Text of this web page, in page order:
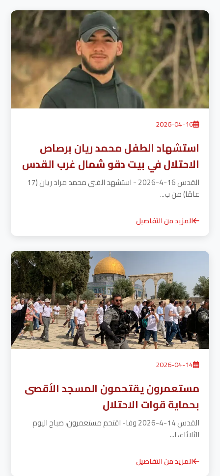
2026-04-16
استشهاد الطفل محمد ريان برصاص
الاحتلال في بيت دقو شمال غرب القدس
القدس 16-4-2026 - استشهد الفتى محمد مراد ريان (17
عامًا) من ب...
المزيد من التفاصيل
2026-04-14
مستعمرون يقتحمون المسجد الأقصى
بحماية قوات الاحتلال
القدس 14-4-2026 وفا- اقتحم مستعمرون، صباح اليوم
الثلاثاء، ا...
المزيد من التفاصيل